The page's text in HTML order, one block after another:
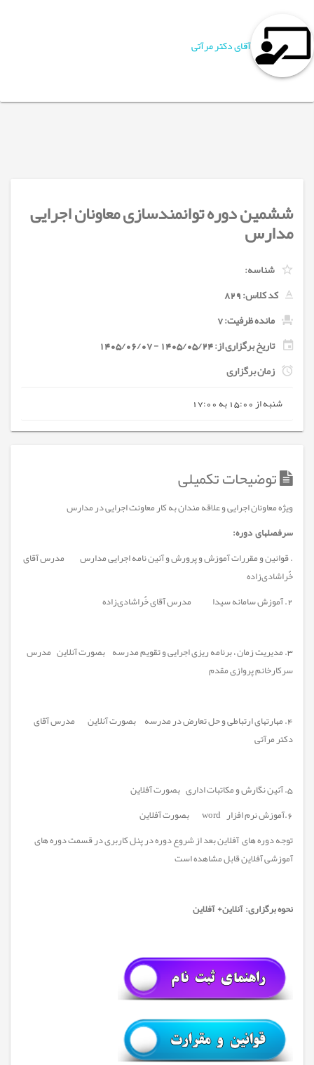
آقای دکتر مرآتی
ششمین دوره توانمندسازی معاونان اجرایی
مدارس
شناسه:
کد کلاس:829
مانده ظرفیت: 7
تاریخ برگزاری از: 1405/05/24 - 1405/06/07
زمان برگزاری
شنبه از 15:00 به 17:00
توضیحات تکمیلی
ویژه معاونان اجرایی و علاقه مندان به کار معاونت اجرایی در مدارس
سرفصلهای دوره:
. قوانین و مقررات آموزش و پرورش و آئین نامه اجرایی مدارس مدرس آقای
خٌراشادی‌زاده
2. آموزش سامانه سیدا مدرس آقای خٌراشادی‌زاده
3. مدیریت زمان ، برنامه ریزی اجرایی و تقویم مدرسه بصورت آنلاین مدرس
سرکارخانم پروازی مقدم
4. مهارتهای ارتباطی و حل تعارض در مدرسه بصورت آنلاین مدرس آقای
دکتر مرآتی
5. آئین نگارش و مکاتبات اداری بصورت آفلاین
6.آموزش نرم افزار word بصورت آفلاین
توجه دوره های آفلاین بعد از شروع دوره در پنل کاربری در قسمت دوره های
آموزشی آفلاین قابل مشاهده است
نحوه برگزاری: آنلاین+ آفلاین